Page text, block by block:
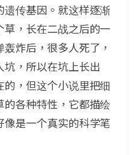
遗传基因。就这样逐渐
，长在二战之后的一
炸后，很多人死了，
，所以在坑上长出
，但这个小说里把细
各种特性，它都描绘
是一个真实的科学笔